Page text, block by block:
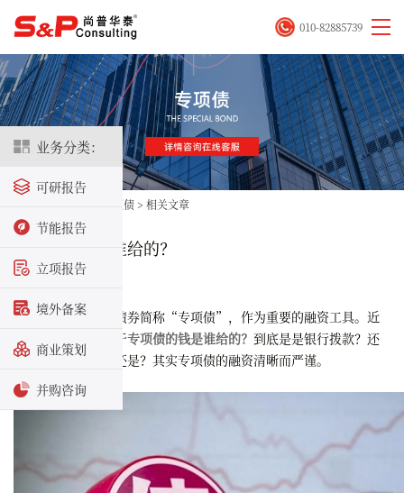
业务分类：
可研报告
节能报告
立项报告
境外备案
商业策划
并购咨询
010-82885739
专项债 > 相关文章
专项债的钱是谁给的？
2025-07-14
地方政府专项债券简称“专项债”，作为重要的融资工具。近
期很多客户咨询关于专项债的钱是谁给的？ 到底是是银行拨款？还
是政府财政兜底？还是？其实专项债的融资清晰而严谨。